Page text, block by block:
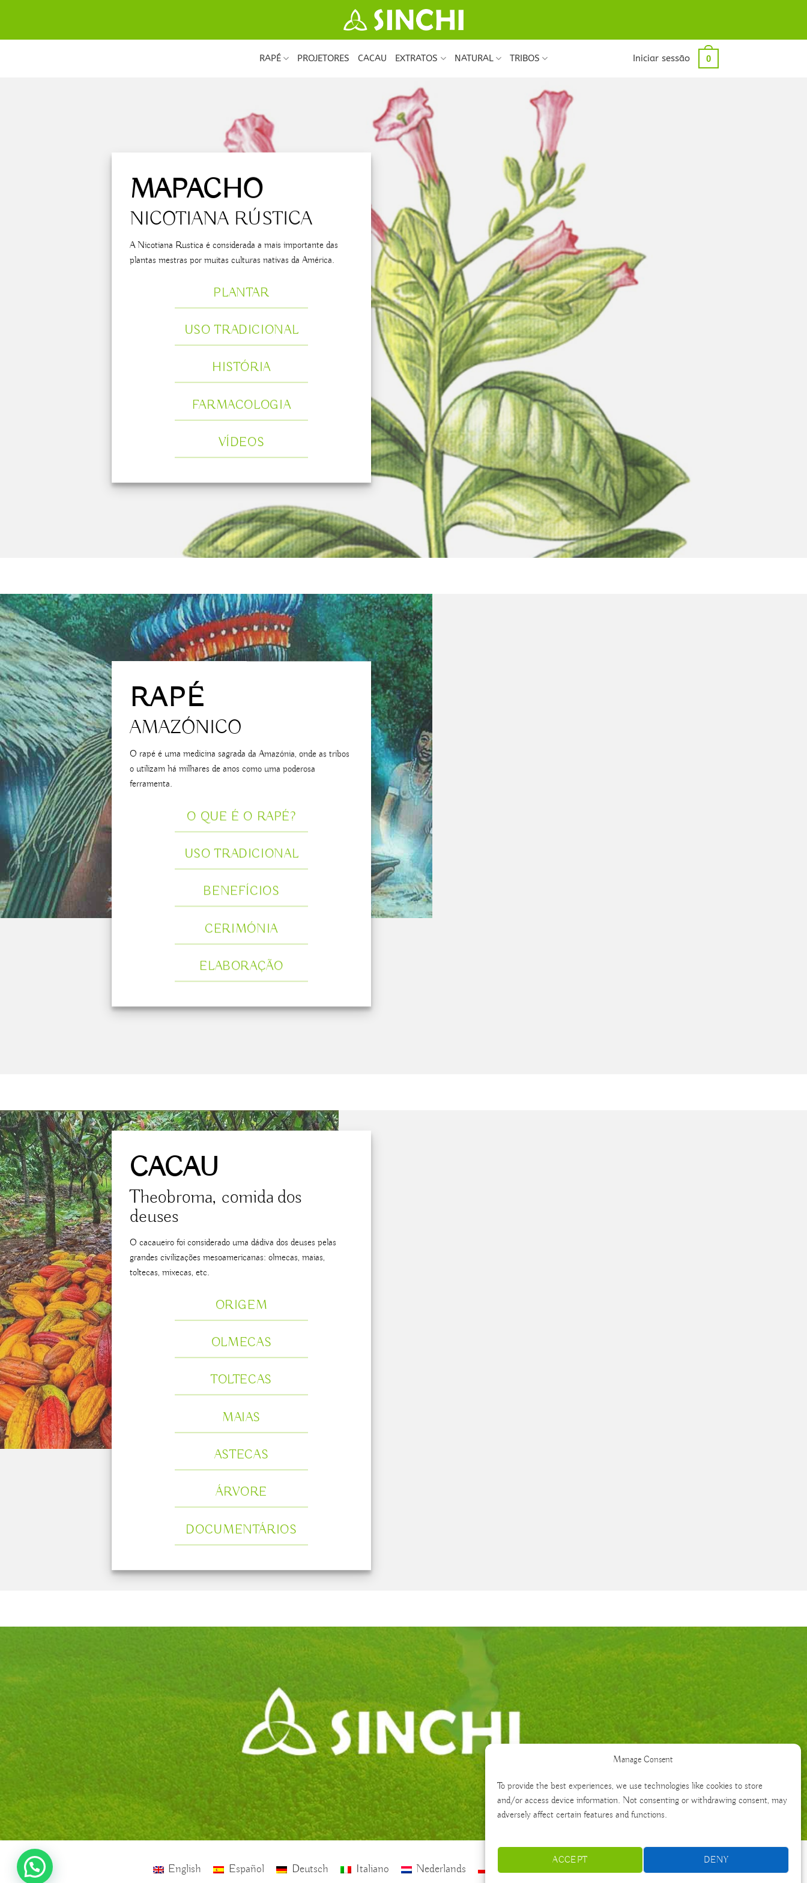
Manage Consent
To provide the best experiences, we use technologies like cookies to store
and/or access device information. Not consenting or withdrawing consent, may
adversely affect certain features and functions.
ACCEPT DENY
content
RAPÉ PROJETORES CACAU EXTRATOS NATURAL TRIBOS Iniciar sessão 0
MAPACHO
NICOTIANA RÚSTICA
A Nicotiana Rustica é considerada a mais importante das
plantas mestras por muitas culturas nativas da América.
PLANTAR
USO TRADICIONAL
HISTÓRIA
FARMACOLOGIA
VÍDEOS
RAPÉ
AMAZÓNICO
O rapé é uma medicina sagrada da Amazónia, onde as tribos
o utilizam há milhares de anos como uma poderosa
ferramenta.
O QUE É O RAPÉ?
USO TRADICIONAL
BENEFÍCIOS
CERIMÓNIA
ELABORAÇÃO
CACAU
Theobroma, comida dos
deuses
O cacaueiro foi considerado uma dádiva dos deuses pelas
grandes civilizações mesoamericanas: olmecas, maias,
toltecas, mixecas, etc.
ORIGEM
OLMECAS
TOLTECAS
MAIAS
ASTECAS
ÁRVORE
DOCUMENTÁRIOS
English Español Deutsch Italiano Nederlands polski Français Português